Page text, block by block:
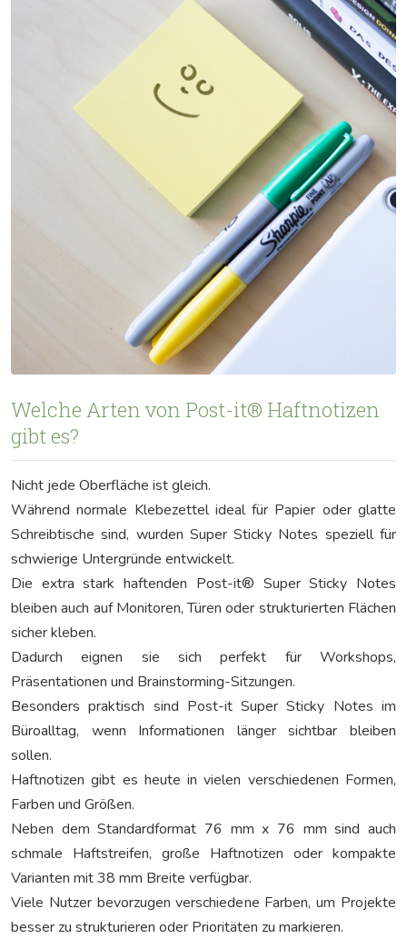
Welche Arten von Post-it® Haftnotizen
gibt es?
Nicht jede Oberfläche ist gleich.
Während normale Klebezettel ideal für Papier oder glatte
Schreibtische sind, wurden Super Sticky Notes speziell für
schwierige Untergründe entwickelt.
Die extra stark haftenden Post-it® Super Sticky Notes
bleiben auch auf Monitoren, Türen oder strukturierten Flächen
sicher kleben.
Dadurch eignen sie sich perfekt für Workshops,
Präsentationen und Brainstorming-Sitzungen.
Besonders praktisch sind Post-it Super Sticky Notes im
Büroalltag, wenn Informationen länger sichtbar bleiben
sollen.
Haftnotizen gibt es heute in vielen verschiedenen Formen,
Farben und Größen.
Neben dem Standardformat 76 mm x 76 mm sind auch
schmale Haftstreifen, große Haftnotizen oder kompakte
Varianten mit 38 mm Breite verfügbar.
Viele Nutzer bevorzugen verschiedene Farben, um Projekte
besser zu strukturieren oder Prioritäten zu markieren.